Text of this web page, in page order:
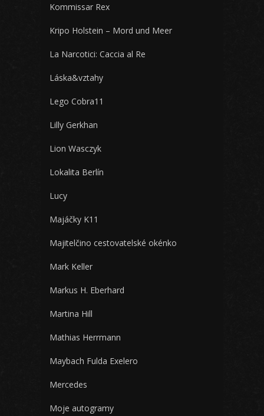
Kommissar Rex
Kripo Holstein – Mord und Meer
La Narcotici: Caccia al Re
Láska&vztahy
Lego Cobra11
Lilly Gerkhan
Lion Wasczyk
Lokalita Berlín
Lucy
Majáčky K11
Majitelčino cestovatelské okénko
Mark Keller
Markus H. Eberhard
Martina Hill
Mathias Herrmann
Maybach Fulda Exelero
Mercedes
Moje autogramy